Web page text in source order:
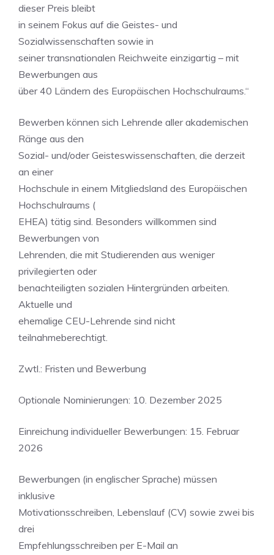
dieser Preis bleibt
in seinem Fokus auf die Geistes- und
Sozialwissenschaften sowie in
seiner transnationalen Reichweite einzigartig – mit
Bewerbungen aus
über 40 Ländern des Europäischen Hochschulraums.“
Bewerben können sich Lehrende aller akademischen
Ränge aus den
Sozial- und/oder Geisteswissenschaften, die derzeit
an einer
Hochschule in einem Mitgliedsland des Europäischen
Hochschulraums (
EHEA) tätig sind. Besonders willkommen sind
Bewerbungen von
Lehrenden, die mit Studierenden aus weniger
privilegierten oder
benachteiligten sozialen Hintergründen arbeiten.
Aktuelle und
ehemalige CEU-Lehrende sind nicht
teilnahmeberechtigt.
Zwtl.: Fristen und Bewerbung
Optionale Nominierungen: 10. Dezember 2025
Einreichung individueller Bewerbungen: 15. Februar
2026
Bewerbungen (in englischer Sprache) müssen
inklusive
Motivationsschreiben, Lebenslauf (CV) sowie zwei bis
drei
Empfehlungsschreiben per E-Mail an